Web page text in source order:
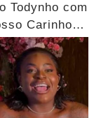
Todynho com
Carinho